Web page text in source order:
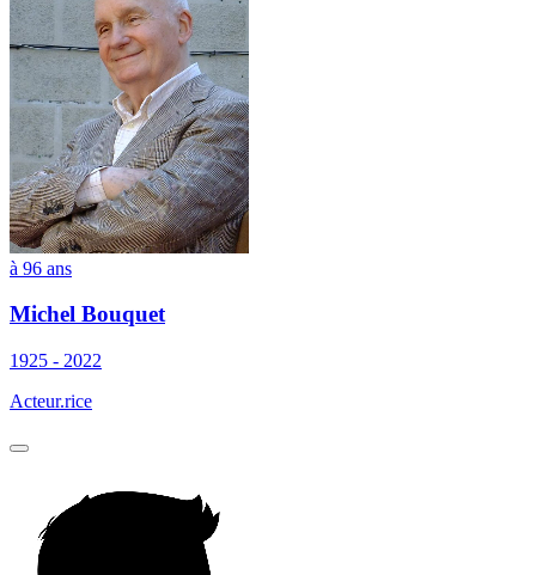
à 96 ans
Michel Bouquet
1925 - 2022
Acteur.rice